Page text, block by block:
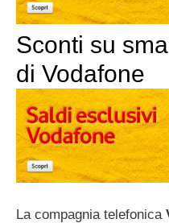
Sconti su
di Vodafone
La compagnia telefonica